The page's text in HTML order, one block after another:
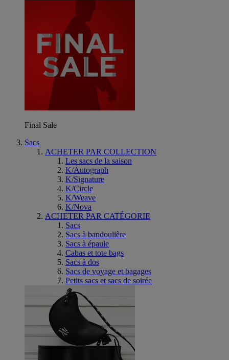
Final Sale
Sacs
ACHETER PAR COLLECTION
Les sacs de la saison
K/Autograph
K/Signature
K/Circle
K/Weave
K/Nova
ACHETER PAR CATÉGORIE
Sacs
Sacs à bandoulière
Sacs à épaule
Cabas et tote bags
Sacs à dos
Sacs de voyage et bagages
Petits sacs et sacs de soirée